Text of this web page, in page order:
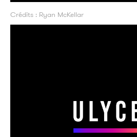
Crédits : Ryan McKellar